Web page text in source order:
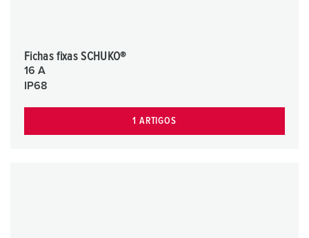
Fichas fixas SCHUKO®
16 A
IP68
1 ARTIGOS